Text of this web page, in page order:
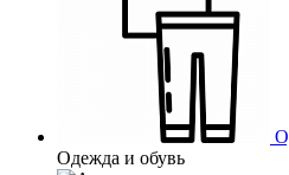
Одежда и обувь